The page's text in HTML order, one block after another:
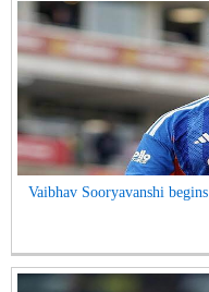
Vaibhav Sooryavanshi